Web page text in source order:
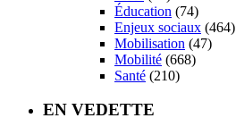
Éducation (74)
Enjeux sociaux (464)
Mobilisation (47)
Mobilité (668)
Santé (210)
EN VEDETTE